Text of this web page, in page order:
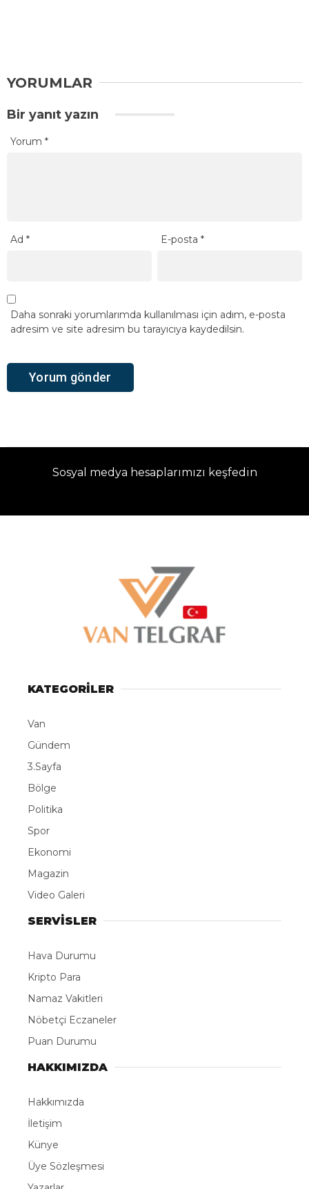
YORUMLAR
Bir yanıt yazın
Yorum *
Ad * E-posta*
Daha sonraki yorumlarımda kullanılması için adım, e-posta
adresim ve site adresim bu tarayıcıya kaydedilsin.
Sosyal medya hesaplarımızı keşfedin
KATEGORİLER
Van
Gündem
3.Sayfa
Bölge
Politika
Spor
Ekonomi
Magazin
Video Galeri
SERVİSLER
Hava Durumu
Kripto Para
Namaz Vakitleri
Nöbetçi Eczaneler
Puan Durumu
HAKKIMIZDA
Hakkımızda
İletişim
Künye
Üye Sözleşmesi